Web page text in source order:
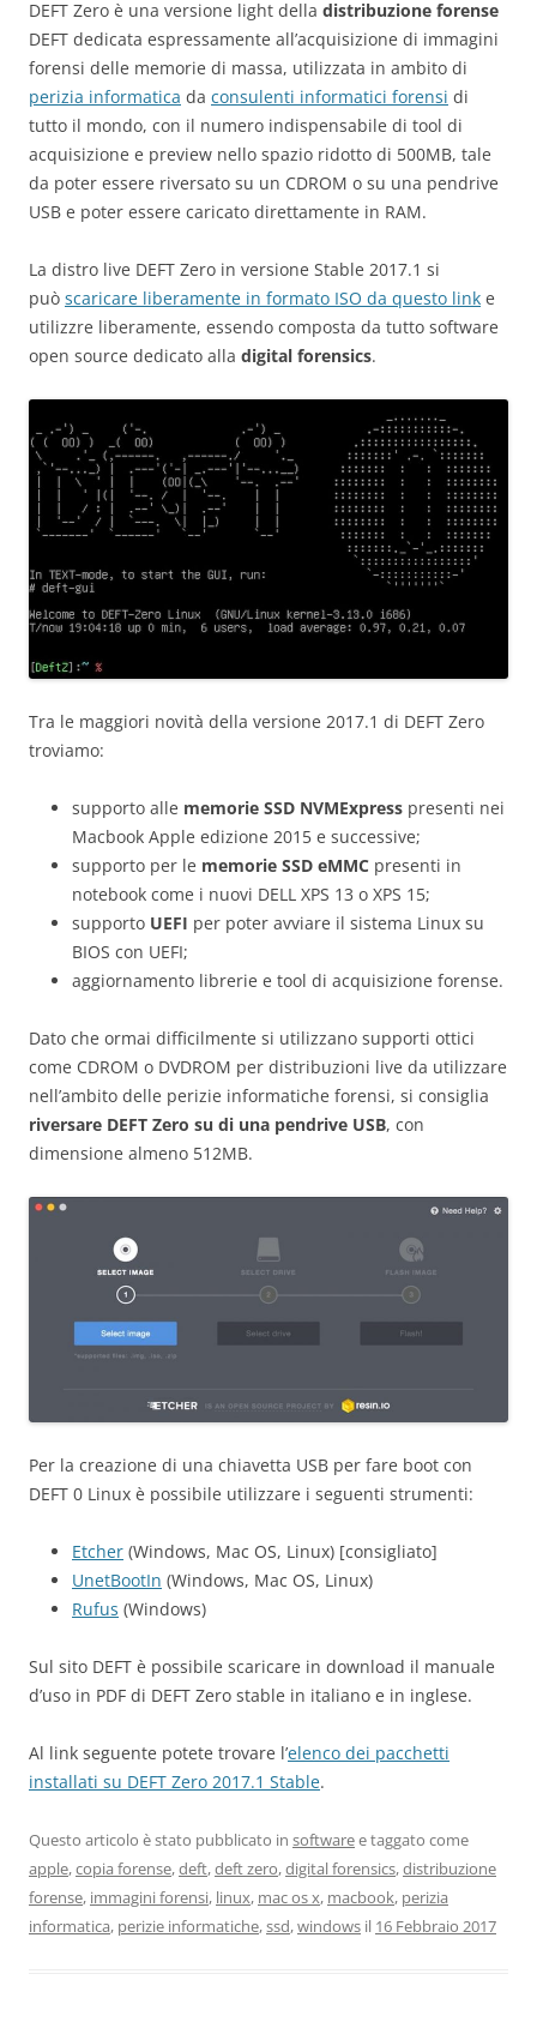
DEFT Zero è una versione light della distribuzione forense
DEFT dedicata espressamente all’acquisizione di immagini
forensi delle memorie di massa, utilizzata in ambito di
perizia informatica da consulenti informatici forensi di
tutto il mondo, con il numero indispensabile di tool di
acquisizione e preview nello spazio ridotto di 500MB, tale
da poter essere riversato su un CDROM o su una pendrive
USB e poter essere caricato direttamente in RAM.
La distro live DEFT Zero in versione Stable 2017.1 si
può scaricare liberamente in formato ISO da questo link e
utilizzre liberamente, essendo composta da tutto software
open source dedicato alla digital forensics.
Tra le maggiori novità della versione 2017.1 di DEFT Zero
troviamo:
supporto alle memorie SSD NVMExpress presenti nei
Macbook Apple edizione 2015 e successive;
supporto per le memorie SSD eMMC presenti in
notebook come i nuovi DELL XPS 13 o XPS 15;
supporto UEFI per poter avviare il sistema Linux su
BIOS con UEFI;
aggiornamento librerie e tool di acquisizione forense.
Dato che ormai difficilmente si utilizzano supporti ottici
come CDROM o DVDROM per distribuzioni live da utilizzare
nell’ambito delle perizie informatiche forensi, si consiglia
riversare DEFT Zero su di una pendrive USB, con
dimensione almeno 512MB.
Per la creazione di una chiavetta USB per fare boot con
DEFT 0 Linux è possibile utilizzare i seguenti strumenti:
Etcher (Windows, Mac OS, Linux) [consigliato]
UnetBootIn (Windows, Mac OS, Linux)
Rufus (Windows)
Sul sito DEFT è possibile scaricare in download il manuale
d’uso in PDF di DEFT Zero stable in italiano e in inglese.
Al link seguente potete trovare l’elenco dei pacchetti
installati su DEFT Zero 2017.1 Stable.
Questo articolo è stato pubblicato in softwaree taggato come
apple,copia forense,deft,deft zero,digital forensics,distribuzione
forense, immagini forensi, linux, mac os x, macbook, perizia
informatica, perizie informatiche,ssd,windows il 16 Febbraio 2017